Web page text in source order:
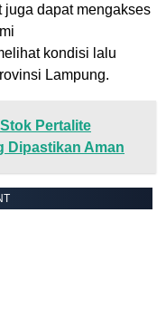
dapat mengakses
kondisi lalu
Lampung.
Pertalite
Dipastikan Aman